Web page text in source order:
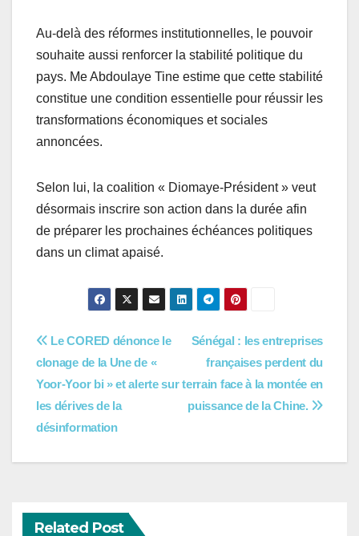
Au-delà des réformes institutionnelles, le pouvoir
souhaite aussi renforcer la stabilité politique du
pays. Me Abdoulaye Tine estime que cette stabilité
constitue une condition essentielle pour réussir les
transformations économiques et sociales
annoncées.
Selon lui, la coalition « Diomaye-Président » veut
désormais inscrire son action dans la durée afin
de préparer les prochaines échéances politiques
dans un climat apaisé.
Navigation
de
l’article
Sénégal : les entreprises
françaises perdent du
terrain face à la montée en
puissance de la Chine.
Le CORED dénonce le
clonage de la Une de «
Yoor-Yoor bi » et alerte sur
les dérives de la
désinformation
Related Post